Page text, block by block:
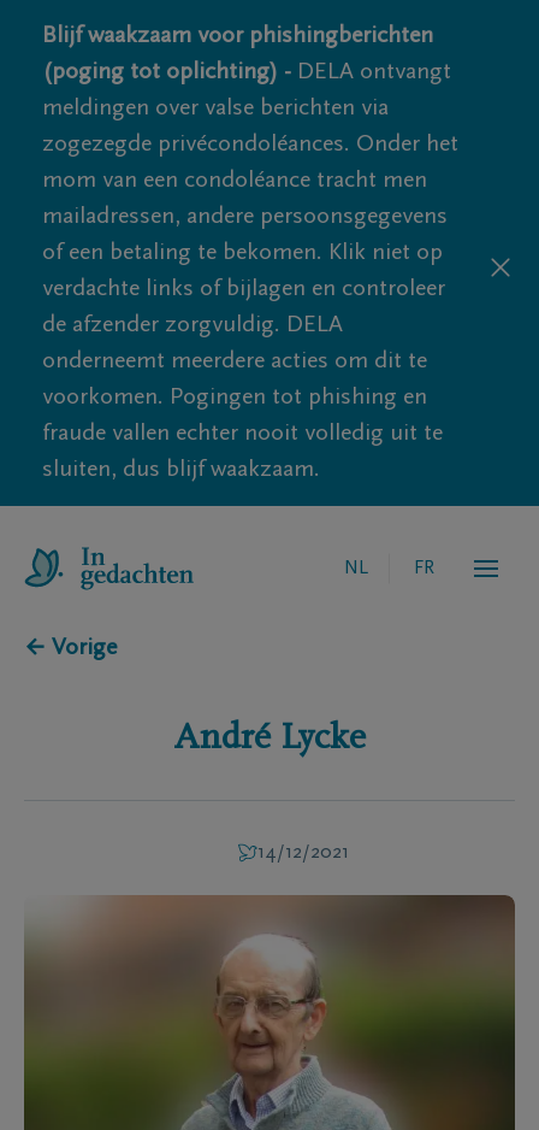
Blijf waakzaam voor phishingberichten
(poging tot oplichting) - DELA ontvangt
meldingen over valse berichten via
zogezegde privécondoléances. Onder het
mom van een condoléance tracht men
mailadressen, andere persoonsgegevens
of een betaling te bekomen. Klik niet op
verdachte links of bijlagen en controleer
de afzender zorgvuldig. DELA
onderneemt meerdere acties om dit te
voorkomen. Pogingen tot phishing en
fraude vallen echter nooit volledig uit te
sluiten, dus blijf waakzaam.
NL FR
← Vorige
André Lycke
14/12/2021